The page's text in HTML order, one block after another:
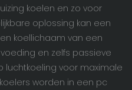
koelen en zo voor
oplossing kan een
koellichaam van een
voeding en zelfs passieve
voor maximale
worden in een pc